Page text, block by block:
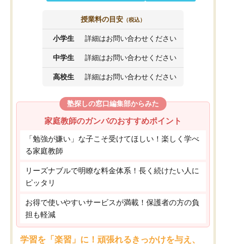
授業料の目安 （税込）
小学生 詳細はお問い合わせください
中学生 詳細はお問い合わせください
高校生 詳細はお問い合わせください
塾探しの窓口編集部からみた
家庭教師のガンバのおすすめポイント
「勉強が嫌い」な子こそ受けてほしい！楽しく学べ
る家庭教師
リーズナブルで明瞭な料金体系！長く続けたい人に
ピッタリ
お得で使いやすいサービスが満載！保護者の方の負
担も軽減
学習を「楽習」に！頑張れるきっかけを与え、